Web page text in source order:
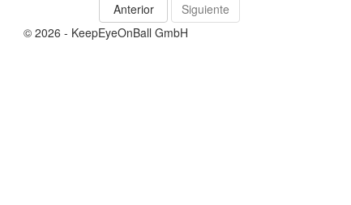
Anterior
Siguiente
© 2026 - KeepEyeOnBall GmbH